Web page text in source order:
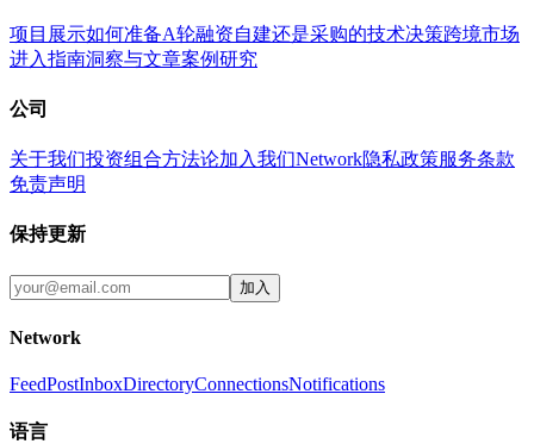
项目展示如何准备A轮融资自建还是采购的技术决策跨境市场
进入指南洞察与文章案例研究
公司
关于我们投资组合方法论加入我们Network隐私政策服务条款
免责声明
保持更新
加入
Network
FeedPostInboxDirectoryConnectionsNotifications
语言